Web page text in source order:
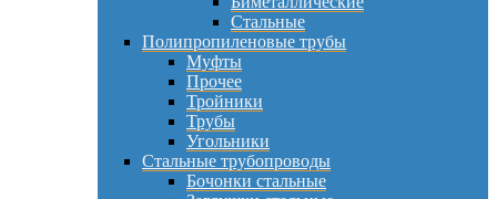
Стальные
Полипропиленовые трубы
Муфты
Прочее
Тройники
Трубы
Угольники
Стальные трубопроводы
Бочонки стальные